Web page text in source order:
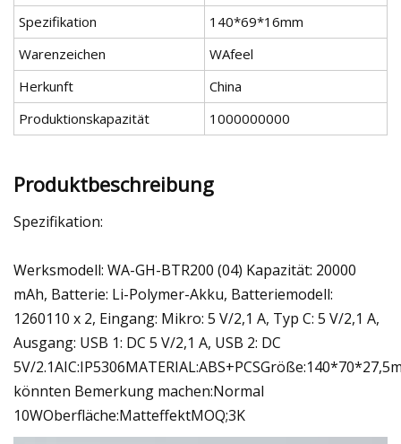
Spezifikation
140*69*16mm
Warenzeichen
WAfeel
Herkunft
China
Produktionskapazität
1000000000
Produktbeschreibung
Spezifikation:
Werksmodell: WA-GH-BTR200 (04) Kapazität: 20000
mAh, Batterie: Li-Polymer-Akku, Batteriemodell:
1260110 x 2, Eingang: Mikro: 5 V/2,1 A, Typ C: 5 V/2,1 A,
Ausgang: USB 1: DC 5 V/2,1 A, USB 2: DC
5V/
könnten Bemerkung machen:Normal
10WOberfläche:MatteffektMOQ;3K